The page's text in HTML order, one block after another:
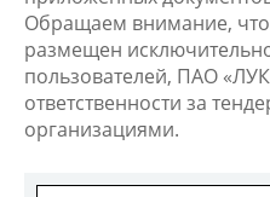
Обращаем внимание,
размещен
пользователей, ПАО
ответственности за
организациями.